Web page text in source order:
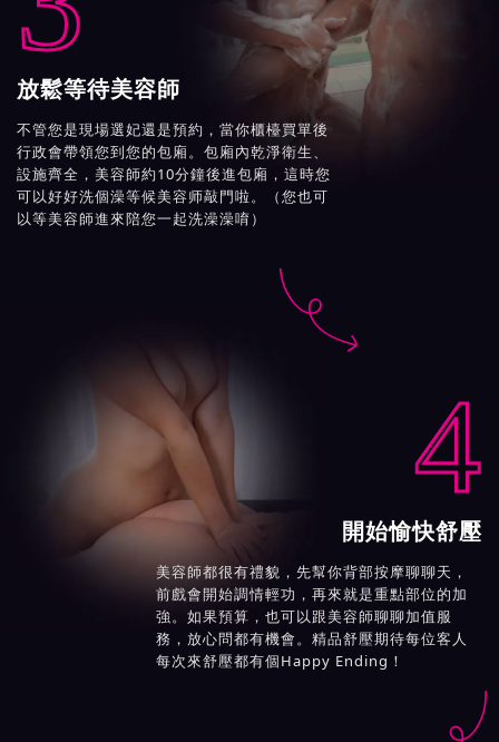
放鬆等待美容師
不管您是現場選妃還是預約，當你櫃檯買單後
行政會帶領您到您的包廂。包廂內乾淨衛生、
設施齊全，美容師約10分鐘後進包廂，這時您
可以好好洗個澡等候美容师敲門啦。（您也可
以等美容師進來陪您一起洗澡澡唷）

4
開始愉快舒壓
美容師都很有禮貌，先幫你背部按摩聊聊天，
前戲會開始調情輕功，再來就是重點部位的加
強。如果預算，也可以跟美容師聊聊加值服
務，放心問都有機會。精品舒壓期待每位客人
每次來舒壓都有個Happy Ending！